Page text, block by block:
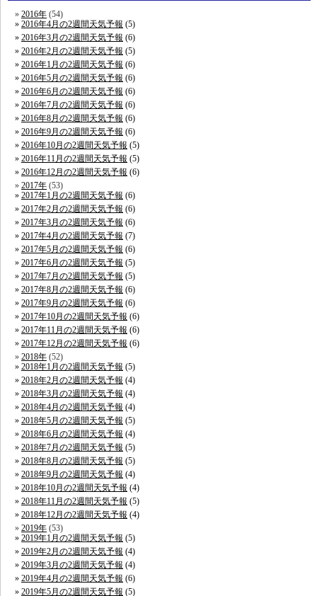
2016年 (54)
2016年4月の2週間天気予報 (5)
2016年3月の2週間天気予報 (6)
2016年2月の2週間天気予報 (5)
2016年1月の2週間天気予報 (6)
2016年5月の2週間天気予報 (6)
2016年6月の2週間天気予報 (6)
2016年7月の2週間天気予報 (6)
2016年8月の2週間天気予報 (6)
2016年9月の2週間天気予報 (6)
2016年10月の2週間天気予報 (5)
2016年11月の2週間天気予報 (5)
2016年12月の2週間天気予報 (6)
2017年 (53)
2017年1月の2週間天気予報 (6)
2017年2月の2週間天気予報 (6)
2017年3月の2週間天気予報 (6)
2017年4月の2週間天気予報 (7)
2017年5月の2週間天気予報 (6)
2017年6月の2週間天気予報 (5)
2017年7月の2週間天気予報 (5)
2017年8月の2週間天気予報 (6)
2017年9月の2週間天気予報 (6)
2017年10月の2週間天気予報 (6)
2017年11月の2週間天気予報 (6)
2017年12月の2週間天気予報 (6)
2018年 (52)
2018年1月の2週間天気予報 (5)
2018年2月の2週間天気予報 (4)
2018年3月の2週間天気予報 (4)
2018年4月の2週間天気予報 (4)
2018年5月の2週間天気予報 (5)
2018年6月の2週間天気予報 (4)
2018年7月の2週間天気予報 (5)
2018年8月の2週間天気予報 (5)
2018年9月の2週間天気予報 (4)
2018年10月の2週間天気予報 (4)
2018年11月の2週間天気予報 (5)
2018年12月の2週間天気予報 (4)
2019年 (53)
2019年1月の2週間天気予報 (5)
2019年2月の2週間天気予報 (4)
2019年3月の2週間天気予報 (4)
2019年4月の2週間天気予報 (6)
2019年5月の2週間天気予報 (5)